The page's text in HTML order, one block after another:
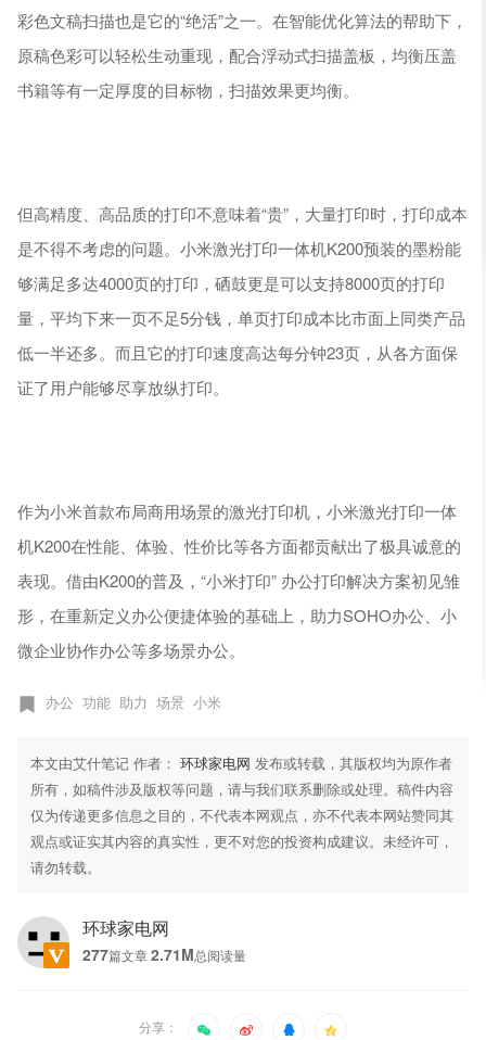
彩色文稿扫描也是它的“绝活”之一。在智能优化算法的帮助下，
原稿色彩可以轻松生动重现，配合浮动式扫描盖板，均衡压盖
书籍等有一定厚度的目标物，扫描效果更均衡。
但高精度、高品质的打印不意味着“贵”，大量打印时，打印成本
是不得不考虑的问题。小米激光打印一体机K200预装的墨粉能
够满足多达4000页的打印，硒鼓更是可以支持8000页的打印
量，平均下来一页不足5分钱，单页打印成本比市面上同类产品
低一半还多。而且它的打印速度高达每分钟23页，从各方面保
证了用户能够尽享放纵打印。
作为小米首款布局商用场景的激光打印机，小米激光打印一体
机K200在性能、体验、性价比等各方面都贡献出了极具诚意的
表现。借由K200的普及，“小米打印” 办公打印解决方案初见雏
形，在重新定义办公便捷体验的基础上，助力SOHO办公、小
微企业协作办公等多场景办公。
办公 功能 助力 场景 小米
本文由艾什笔记 作者：环球家电网 发布或转载，其版权均为原作者
所有，如稿件涉及版权等问题，请与我们联系删除或处理。稿件内容
仅为传递更多信息之目的，不代表本网观点，亦不代表本网站赞同其
观点或证实其内容的真实性，更不对您的投资构成建议。未经许可，
请勿转载。
环球家电网
277篇文章 2.71M总阅读量
分享：